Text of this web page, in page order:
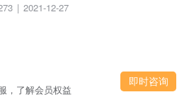
| 2021-12-27
，了解会员权益
即时咨询